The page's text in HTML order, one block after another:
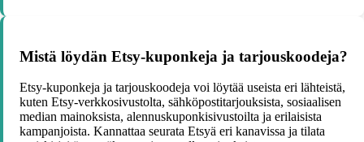
Mistä löydän Etsy-kuponkeja ja tarjouskoodeja?
Etsy-kuponkeja ja tarjouskoodeja voi löytää useista eri lähteistä,
kuten Etsy-verkkosivustolta, sähköpostitarjouksista, sosiaalisen
median mainoksista, alennuskuponkisivustoilta ja erilaisista
kampanjoista. Kannattaa seurata Etsyä eri kanavissa ja tilata